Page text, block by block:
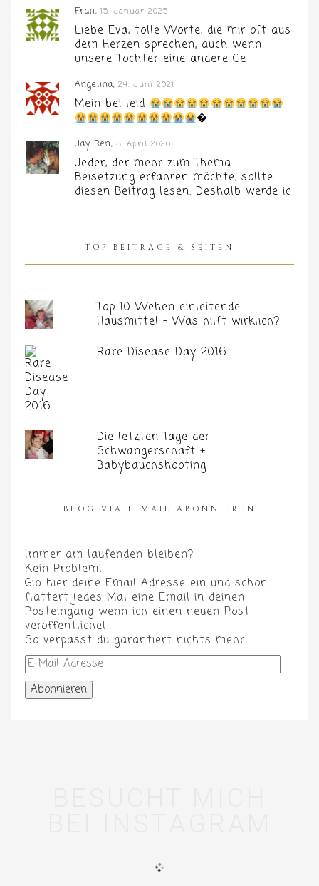
Fran,15. Januar 2025
Liebe Eva, tolle Worte, die mir oft aus
dem Herzen sprechen, auch wenn
unsere Tochter eine andere Ge
Angelina, 24. Juni 2021
Mein bei leid
�
Jay Ren, 8. April 2020
Jeder, der mehr zum Thema
Beisetzung erfahren möchte, sollte
diesen Beitrag lesen. Deshalb werde ic
TOP BEITRÄGE & SEITEN
Top 10 Wehen einleitende
Hausmittel - Was hilft wirklich?
Rare Disease Day 2016
Die letzten Tage der
Schwangerschaft +
Babybauchshooting
BLOG VIA E-MAIL ABONNIEREN
Immer am laufenden bleiben?
Kein Problem!
Gib hier deine Email Adresse ein und schon
flattert jedes Mal eine Email in deinen
Posteingang wenn ich einen neuen Post
veröffentliche!
So verpasst du garantiert nichts mehr!
E-
Mail-
Adresse
Abonnieren